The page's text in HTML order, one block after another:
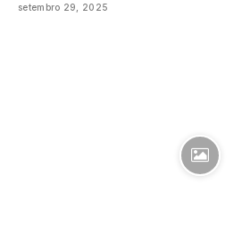
setembro 29, 2025